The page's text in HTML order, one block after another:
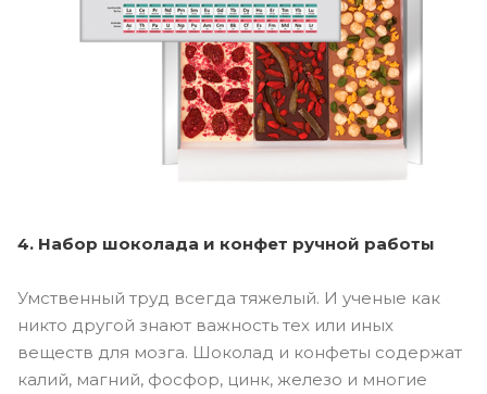
4. Набор шоколада и конфет ручной работы
Умственный труд всегда тяжелый. И ученые как
никто другой знают важность тех или иных
веществ для мозга. Шоколад и конфеты содержат
калий, магний, фосфор, цинк, железо и многие